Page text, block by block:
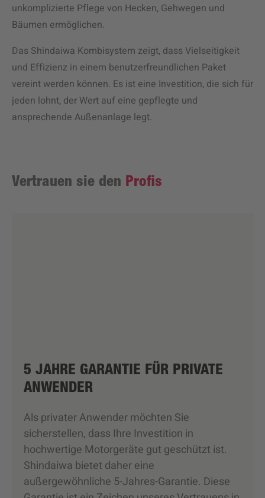
unkomplizierte Pflege von Hecken, Gehwegen und
Bäumen ermöglichen.
Das Shindaiwa Kombisystem zeigt, dass Vielseitigkeit
und Effizienz in einem benutzerfreundlichen Paket
vereint werden können. Es ist eine Investition, die sich für
jeden lohnt, der Wert auf eine gepflegte und
ansprechende Außenanlage legt.
Vertrauen sie den Profis
5 JAHRE GARANTIE FÜR PRIVATE
ANWENDER
Als privater Anwender möchten Sie
sicherstellen, dass Ihre Investition in
hochwertige Motorgeräte gut geschützt ist.
Shindaiwa bietet daher eine
außergewöhnliche 5-Jahres-Garantie. Diese